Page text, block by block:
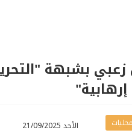
زعبي بشبهة
الأحد 21/09/2025